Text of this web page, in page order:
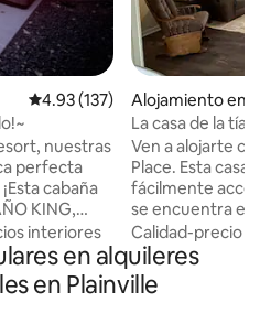
Calificación promedio: 4.93 de
4.93 (137)
nuestras
perfecta
cabaña
KING,
adultos en
PRIVADO!
con su ser
Los
interiores
Alojamiento en
La casa de la tía J
Ven a alojarte
Place. Esta casa
fácilmente
se encuentra en
a poca distancia a
restaurantes.
fuera de la calle,
trasero (se
Calidad-precio
en alquileres
en Plainville